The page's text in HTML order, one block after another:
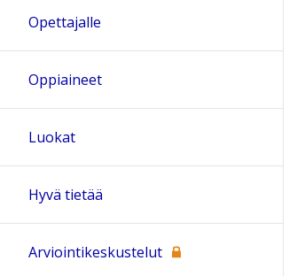
Opettajalle
Oppiaineet
Luokat
Hyvä tietää
Arviointikeskustelut